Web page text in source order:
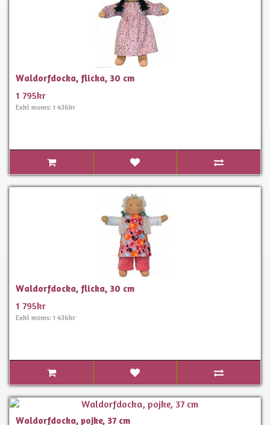
Waldorfdocka, flicka, 30 cm
1 795kr
Exkl moms: 1 436kr
Waldorfdocka, flicka, 30 cm
1 795kr
Exkl moms: 1 436kr
Waldorfdocka, pojke, 37 cm